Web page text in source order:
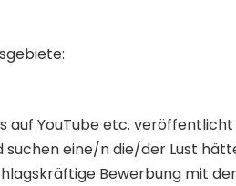
auf YouTube etc.
suchen eine/n die/der Lust
Bewerbung mit